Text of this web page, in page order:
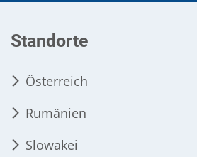
Standorte
Österreich
Rumänien
Slowakei